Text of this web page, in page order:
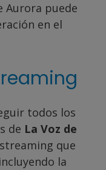
Aurora puede
en el
todos los
de La Voz de
que
la